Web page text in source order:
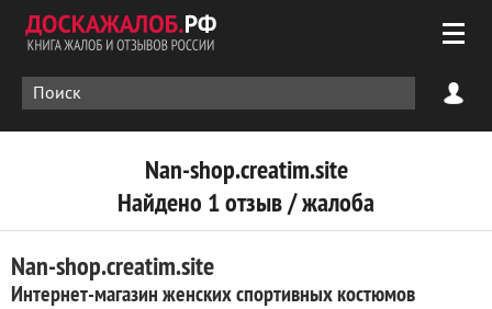
Nan-shop.creatim.site
Найдено 1 отзыв / жалоба
Nan-shop.creatim.site
Интернет-магазин женских спортивных костюмов